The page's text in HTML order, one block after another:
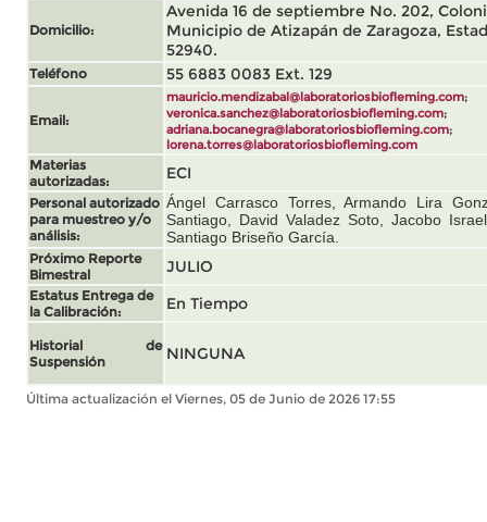
Domicilio:
Avenida 16 de septiembre No. 202,
Municipio de Atizapán de Zaragoza,
52940.
Teléfono 55 6883 0083 Ext. 129
Email:
mauricio.mendizabal@laboratoriosbiofleming.com;
veronica.sanchez@laboratoriosbiofleming.com;
adriana.bocanegra@laboratoriosbiofleming.com;
lorena.torres@laboratoriosbiofleming.com
Materias
autorizadas:
ECI
Personal autorizado
para muestreo y/o
análisis:
Ángel Carrasco Torres, Armando Lira
Santiago, David Valadez Soto, Jacobo
Santiago Briseño García
Próximo Reporte
Bimestral
JULIO
Estatus Entrega de
la Calibración:
En Tiempo
Historial de
Suspensión
NINGUNA
Última actualización el Viernes, 05 de Junio de 2026 17:55